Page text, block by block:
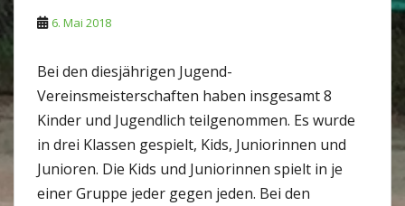
6. Mai 2018
Bei den diesjährigen Jugend-
Vereinsmeisterschaften haben insgesamt 8
Kinder und Jugendlich teilgenommen. Es wurde
in drei Klassen gespielt, Kids, Juniorinnen und
Junioren. Die Kids und Juniorinnen spielt in je
einer Gruppe jeder gegen jeden. Bei den